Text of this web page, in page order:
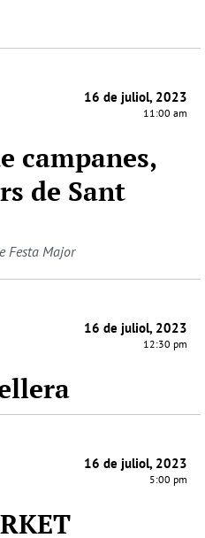
16 de juliol, 2023
11:00 am
campanes,
de Sant
Festa Major
16 de juliol, 2023
12:30 pm
16 de juliol, 2023
5:00 pm